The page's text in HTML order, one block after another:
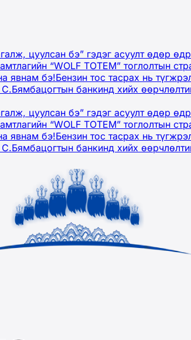
цуулсан бэ” гэдэг асуулт өдөр
“WOLF TOTEM” тоглолтын
явнам бэ!Бензин тос тасрах нь
банкинд хийх
цуулсан бэ” гэдэг асуулт өдөр
“WOLF TOTEM” тоглолтын
явнам бэ!Бензин тос тасрах нь
банкинд хийх